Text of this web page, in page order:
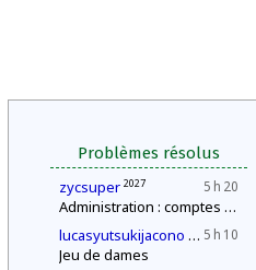
Problèmes résolus
5 h 20
zycsuper 2027
Administration : comptes annuels
5 h 10
lucasyutsukijacono 2030
Jeu de dames